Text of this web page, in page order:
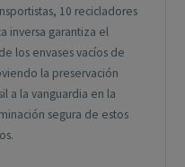
10 recicladores
inversa garantiza el
los envases vacíos de
la preservación
a la vanguardia en la
segura de estos